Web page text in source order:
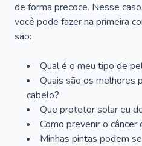
de forma precoce. Nesse
você pode fazer na primeira
são:
Qual é o meu tipo de
Quais são os melhores
cabelo?
Que protetor solar eu
Como prevenir o câncer
Minhas pintas podem